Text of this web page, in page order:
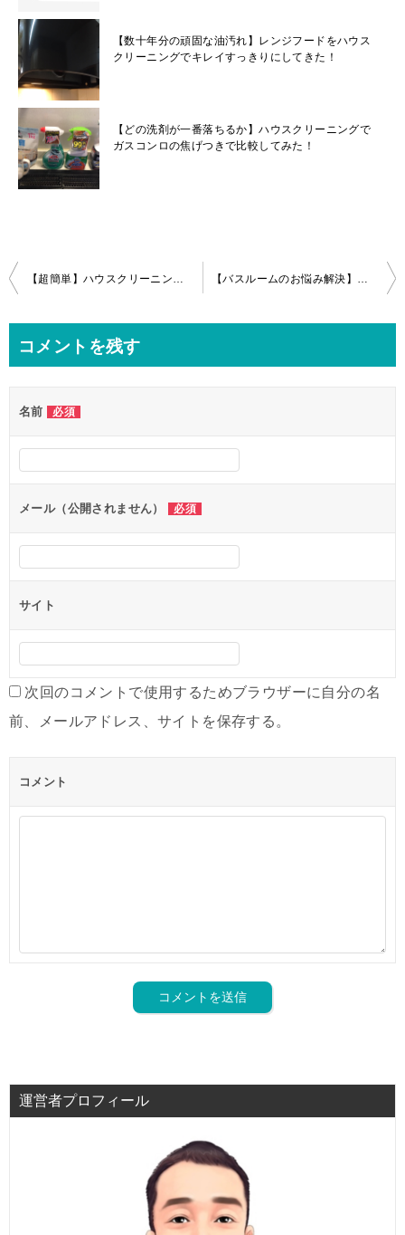
【数十年分の頑固な油汚れ】レンジフードをハウス
クリーニングでキレイすっきりにしてきた！
【どの洗剤が一番落ちるか】ハウスクリーニングで
ガスコンロの焦げつきで比較してみた！
投
ビ
ー
シ
ン
【超簡単】ハウスクリーニング水回り掃除のおすすめ道具 【バスルームのお悩み解決】ハウスクリーニング浴槽エプロン内お掃除ポイント
コメントを残す
名前 必須
メール（公開されません） 必須
サイト
次回のコメントで使用するためブラウザーに自分の名
前、メールアドレス、サイトを保存する。
コメント
運営者プロフィール